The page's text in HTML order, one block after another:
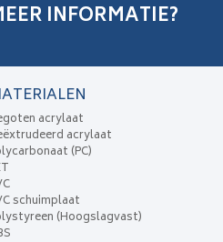
INFORMATIE?
acrylaat
acrylaat
(PC)
schuimplaat
(Hoogslagvast)